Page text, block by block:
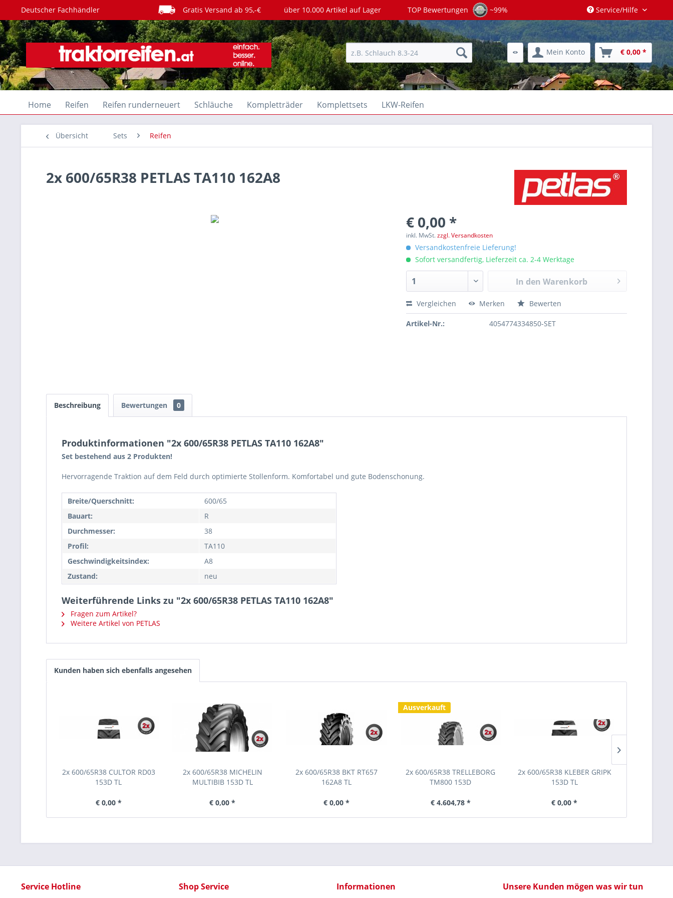
Deutscher Fachhändler Gratis Versand ab 95,-€ über 10.000 Artikel auf Lager TOP Bewertungen ~99% Service/Hilfe
Mein Konto € 0,00 *
Home Reifen Reifen runderneuert Schläuche Kompletträder Komplettsets LKW-Reifen
Übersicht Sets Reifen
2x 600/65R38 PETLAS TA110 162A8
€ 0,00 *
inkl. MwSt.zzgl. Versandkosten
Versandkostenfreie Lieferung!
Sofort versandfertig, Lieferzeit ca. 2-4 Werktage
In den Warenkorb
Vergleichen Merken Bewerten
Artikel-Nr.: 4054774334850-SET
Beschreibung Bewertungen 0
Produktinformationen "2x 600/65R38 PETLAS TA110 162A8"
Set bestehend aus 2 Produkten!
Hervorragende Traktion auf dem Feld durch optimierte Stollenform. Komfortabel und gute Bodenschonung.
Breite/Querschnitt:
600/65
Bauart:
R
Durchmesser:
38
Profil:
TA110
Geschwindigkeitsindex:
A8
Zustand:
neu
Weiterführende Links zu "2x 600/65R38 PETLAS TA110 162A8"
Fragen zum Artikel?
Weitere Artikel von PETLAS
Kunden haben sich ebenfalls angesehen
2x 600/65R38 CULTOR RD03
153D TL
€ 0,00 *
2x 600/65R38 MICHELIN
MULTIBIB 153D TL
€ 0,00 *
2x 600/65R38 BKT RT657
162A8 TL
€ 0,00 *
Ausverkauft
2x 600/65R38 TRELLEBORG
TM800 153D
€ 4.604,78 *
2x 600/65R38 KLEBER GRIPK
153D TL
€ 0,00 *
Service Hotline Shop Service Informationen Unsere Kunden mögen was wir tun